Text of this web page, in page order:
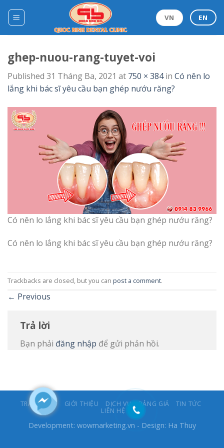
VN EN
ghep-nuou-rang-tuyet-voi
Published 31 Tháng Ba, 2021 at 750 × 384in Có nên lo
lắng khi bác sĩ yêu cầu bạn ghép nướu răng?
Có nên lo lắng khi bác sĩ yêu cầu bạn ghép nướu răng?
Có nên lo lắng khi bác sĩ yêu cầu bạn ghép nướu răng?
Trackbacks are closed, but you can post a comment.
← Previous
Trả lời
Bạn phải đăng nhập để gửi phản hồi.
TRANG CHỦ GIỚI THIỆU DỊCH VỤ BẢNG GIÁ
TIN TỨC
LIÊN HỆ
Development: wowmarketing.vn - Design: Ha Thuy